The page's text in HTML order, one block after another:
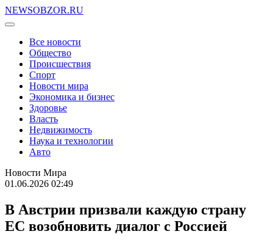
NEWSOBZOR.RU
Все новости
Общество
Происшествия
Спорт
Новости мира
Экономика и бизнес
Здоровье
Власть
Недвижимость
Наука и технологии
Авто
Новости Мира
01.06.2026 02:49
В Австрии призвали каждую страну
ЕС возобновить диалог с Россией